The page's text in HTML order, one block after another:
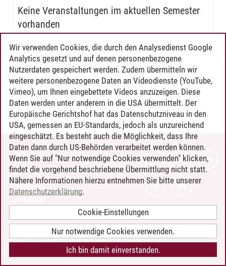
Keine Veranstaltungen im aktuellen Semester
vorhanden
Timo Leder/30.06.2024
KONTAKT
LEUPHANA ALS ARBEITGEBER
INTRANET
BARRIEREFREIHEIT
COOKIE-EINSTELLUNGEN
Wir verwenden Cookies, die durch den Analysedienst Google
Analytics gesetzt und auf denen personenbezogene
Nutzerdaten gespeichert werden. Zudem übermitteln wir
weitere personenbezogene Daten an Videodienste (YouTube,
Vimeo), um Ihnen eingebettete Videos anzuzeigen. Diese
Daten werden unter anderem in die USA übermittelt. Der
Europäische Gerichtshof hat das Datenschutzniveau in den
USA, gemessen an EU-Standards, jedoch als unzureichend
eingeschätzt. Es besteht auch die Möglichkeit, dass Ihre
Daten dann durch US-Behörden verarbeitet werden können.
Wenn Sie auf "Nur notwendige Cookies verwenden" klicken,
findet die vorgehend beschriebene Übermittlung nicht statt.
Nähere Informationen hierzu entnehmen Sie bitte unserer
Datenschutzerklärung.
Cookie-Einstellungen
Nur notwendige Cookies verwenden.
Ich bin damit einverstanden.